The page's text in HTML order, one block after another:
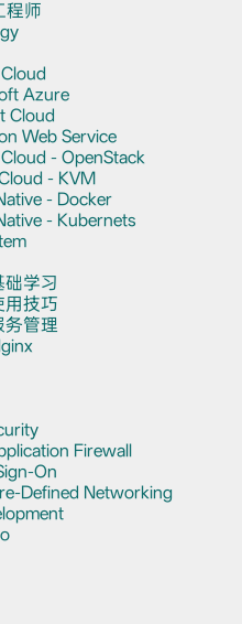
程师
Azure
Cloud
Web Service
- OpenStack
- KVM
- Docker
- Kubernets
础学习
用技巧
务管理
Firewall
On
Defined Networking